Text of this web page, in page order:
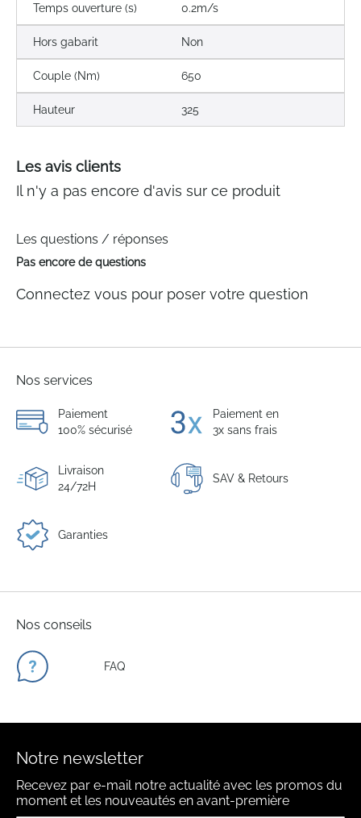
Temps ouverture (s) 0.2m/s
Hors gabarit Non
Couple (Nm) 650
Hauteur 325
Les avis clients
Il n'y a pas encore d'avis sur ce produit
Les questions / réponses
Pas encore de questions
Connectez vous pour poser votre question
Nos services
Paiement
100% sécurisé
Paiement en
3x sans frais
Livraison
24/72H
SAV & Retours
Garanties
Nos conseils
FAQ
Notre newsletter
Recevez par e-mail notre actualité avec les promos du
moment et les nouveautés en avant-première